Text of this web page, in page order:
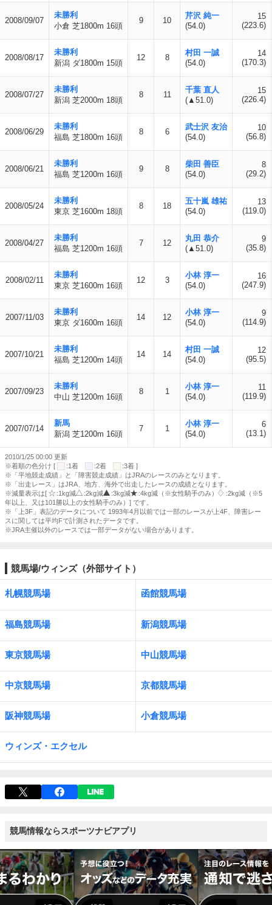
2008/09/07
未勝利
小倉 芝1800m 16頭
9 10
芹沢 純一
(54.0)
15
(223.6)
2008/08/17
未勝利
新潟 ダ1800m 15頭
12 8
村田 一誠
(54.0)
14
(170.3)
2008/07/27
未勝利
新潟 芝2000m 18頭
8 11
千葉 直人
(▲51.0)
15
(226.4)
2008/06/29
未勝利
福島 芝1800m 16頭
8 6
武士沢 友治
(54.0)
10
(56.8)
2008/06/21
未勝利
福島 芝1200m 16頭
9 8
柴田 善臣
(54.0)
8
(29.2)
2008/05/24
未勝利
東京 芝1600m 18頭
8 18
五十嵐 雄祐
(54.0)
13
(119.0)
2008/04/27
未勝利
福島 芝1200m 16頭
7 12
丸田 恭介
(▲51.0)
9
(35.8)
2008/02/11
未勝利
東京 芝1600m 16頭
12 3
小林 淳一
(54.0)
16
(247.9)
2007/11/03
未勝利
東京 ダ1600m 16頭
14 12
小林 淳一
(54.0)
9
(114.9)
2007/10/21
未勝利
福島 芝1200m 14頭
14 14
村田 一誠
(54.0)
12
(95.5)
2007/09/23
未勝利
中山 芝1200m 16頭
8 1
小林 淳一
(54.0)
11
(119.9)
2007/07/14
新馬
新潟 芝1200m 16頭
7 1
小林 淳一
(54.0)
6
(13.1)
2010/1/25 00:00 更新
※着順の色分け [
:1着 :2着
:3着 ]
※「平地競走成績」と「障害競走成績」はJRAのレースのみとなります。
※「出走レース」はJRA、地方、海外で出走したレースの成績となります。
※減量表示は[
:1kg減 :2kg減 :3kg減 :4kg減（※女性騎手のみ）
:2kg減（※5
年以上、又は101勝以上の女性騎手のみ）] です。
※「上3F」表記のデータについて 1993年4月以前では一部のレースが上4F、障害レー
スに関しては平均Fで計測されたデータです。
※JRA主催以外のレースでは一部データがない場合があります。
競馬場/ウィンズ（外部サイト）
札幌競馬場 函館競馬場
福島競馬場 新潟競馬場
東京競馬場 中山競馬場
中京競馬場 京都競馬場
阪神競馬場 小倉競馬場
ウィンズ・エクセル
競馬情報ならスポーツナビアプリ